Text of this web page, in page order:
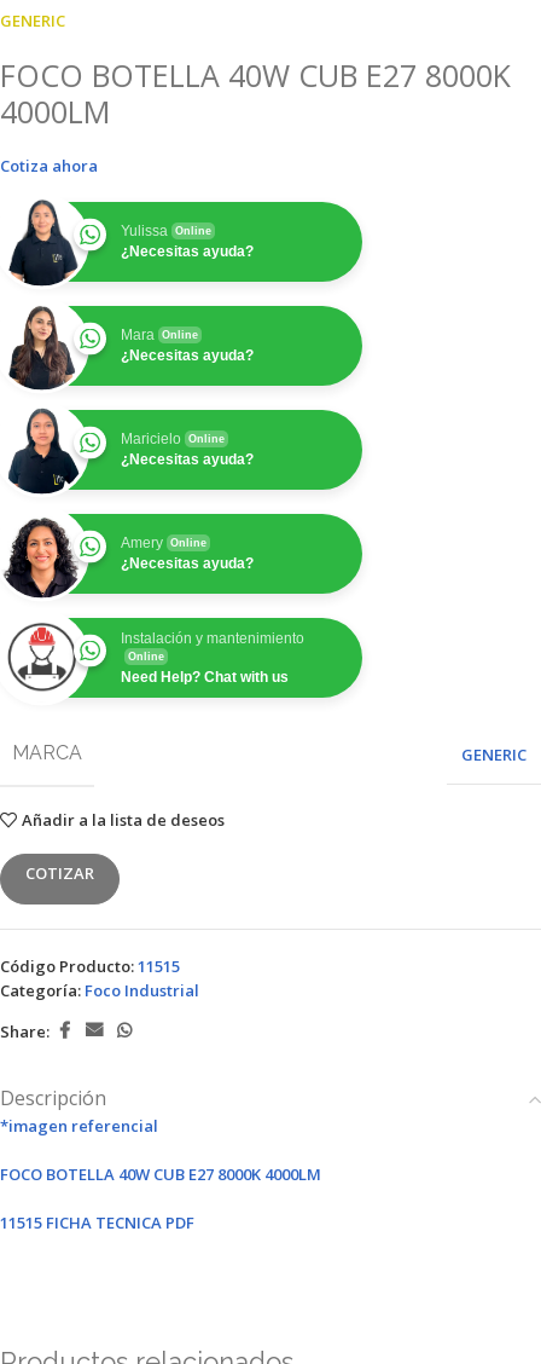
GENERIC
FOCO BOTELLA 40W CUB E27 8000K
4000LM
Cotiza ahora
Yulissa Online
¿Necesitas ayuda?
Mara Online
¿Necesitas ayuda?
Maricielo Online
¿Necesitas ayuda?
Amery Online
¿Necesitas ayuda?
Instalación y mantenimiento
Online
Need Help? Chat with us
MARCA GENERIC
Añadir a la lista de deseos
COTIZAR
Código Producto:11515
Categoría: Foco Industrial
Share:
Descripción
*imagen referencial
FOCO BOTELLA 40W CUB E27 8000K 4000LM
11515 FICHA TECNICA PDF